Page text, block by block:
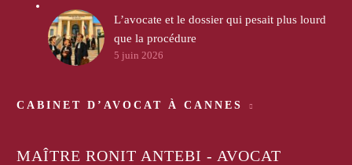
L’avocate et le dossier qui pesait plus lourd
que la procédure
5 juin 2026
CABINET D’AVOCAT À CANNES
MAÎTRE RONIT ANTEBI - AVOCAT